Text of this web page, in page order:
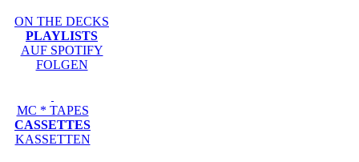
ON THE DECKS
PLAYLISTS
AUF SPOTIFY
FOLGEN
MC * TAPES
CASSETTES
KASSETTEN